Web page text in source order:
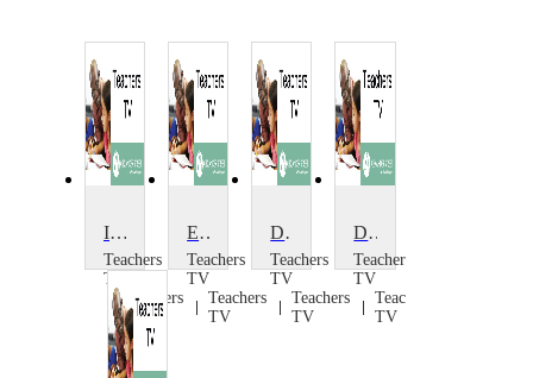
Improving Design Subskills
Teachers
TV
Teachers
TV
Engineering Elegance: Design
Teachers
TV
Teachers
TV
Designed for Learning
Teachers
TV
Teachers
TV
Designing for CAD/CAM 1
Teachers
TV
Teachers
TV